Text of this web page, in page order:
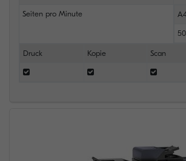
Seiten pro Minute
50
Druck Kopie Scan